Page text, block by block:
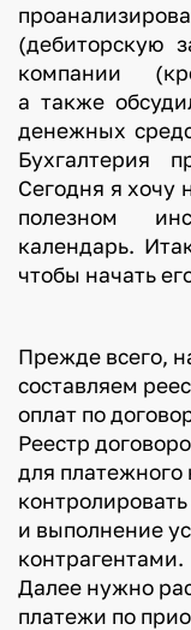
(дебиторскую
компании
а также
денежных
Бухгалтерия
Сегодня я хочу
полезном
календарь.
чтобы начать
Прежде всего,
составляем
оплат по
Реестр
для платежного
и выполнение
контрагентами.
Далее нужно
платежи по